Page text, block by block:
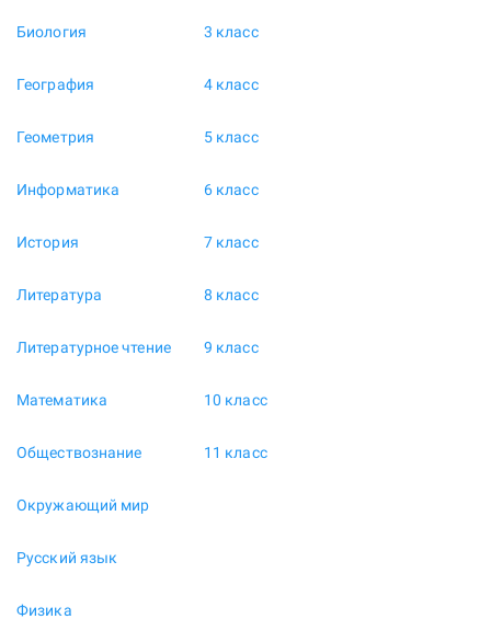
Биология
География
Геометрия
Информатика
История
Литература
Литературное чтение
Математика
Обществознание
Окружающий мир
Русский язык
Физика
3 класс
4 класс
5 класс
6 класс
7 класс
8 класс
9 класс
10 класс
11 класс